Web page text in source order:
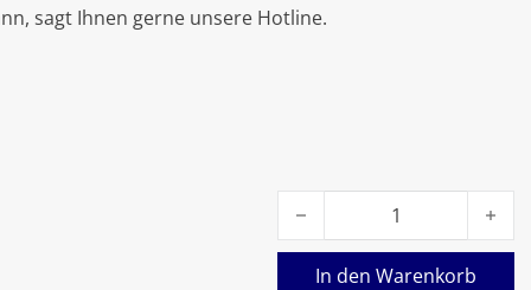
sagt Ihnen gerne unsere Hotline.
Viessmann Dichtschnur
In den Warenkorb